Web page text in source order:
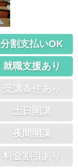
分割支払いOK
就職支援あり
受講条件あり
土日開講
夜間開講
料金割引あり